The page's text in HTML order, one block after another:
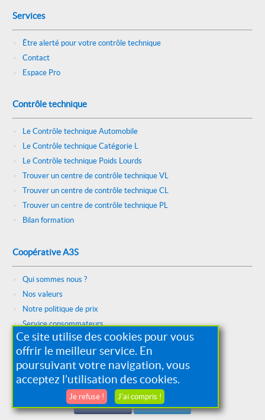
Services
Être alerté pour votre contrôle technique
Contact
Espace Pro
Contrôle technique
Le Contrôle technique Automobile
Le Contrôle technique Catégorie L
Le Contrôle technique Poids Lourds
Trouver un centre de contrôle technique VL
Trouver un centre de contrôle technique CL
Trouver un centre de contrôle technique PL
Bilan formation
Coopérative A3S
Qui sommes nous ?
Nos valeurs
Notre politique de prix
Service consommateurs
Constitution et identification
Nous rejoindre
Certification
Ce site utilise des cookies pour vous
offrir le meilleur service. En
poursuivant votre navigation, vous
acceptez l’utilisation des cookies.
Je refuse ! J'ai compris !